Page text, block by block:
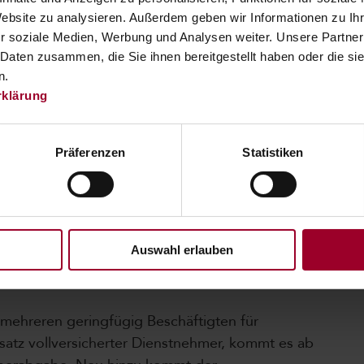
zu analysieren. Außerdem geben wir Informationen zu
soziale Medien, Werbung und Analysen weiter. Unsere
zusammen, die Sie ihnen bereitgestellt haben oder die
Präferenzen Statistiken
Auswahl erlauben
ab 1.1.24 gesenkt. Durch die Senkung des
von Umsätzen und Aufwänden zum
der Inventur bzw. halbfertigen
ein wenig an Bedeutung gewonnen.
auf EUR 33.000,- angehoben, somit können
als Betriebsausgabe abgesetzt
Gewinnfreibetrag über alle
FÜR GERINGFÜGIG
geringfügig Beschäftigten für
vollversicherter Dienstnehmer, kommt es ab